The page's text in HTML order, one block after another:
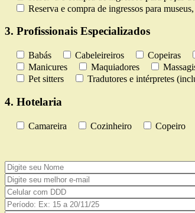
Reserva e compra de ingressos para
3. Profissionais Especializados
Babás Cabeleireiros Copeiras
Manicures
Maquiadores
Pet sitters
Tradutores e intérpretes
4. Hotelaria
Camareira Cozinheiro Copeiro